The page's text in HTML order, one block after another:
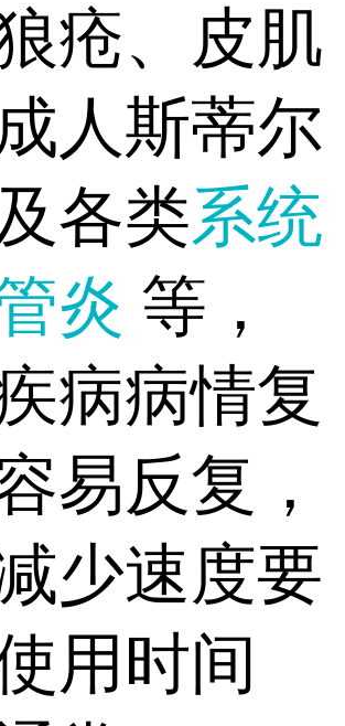
疮、皮肌
人斯蒂尔
各类系统
炎 等，
病病情复
易反复，
少速度要
用时间